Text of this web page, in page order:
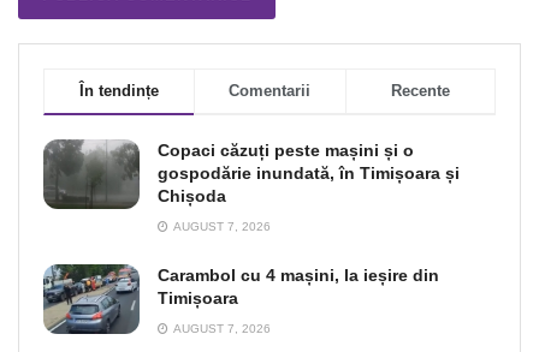
În tendințe Comentarii Recente
Copaci căzuți peste mașini și o
gospodărie inundată, în Timișoara și
Chișoda
AUGUST 7, 2026
Carambol cu 4 mașini, la ieșire din
Timișoara
AUGUST 7, 2026